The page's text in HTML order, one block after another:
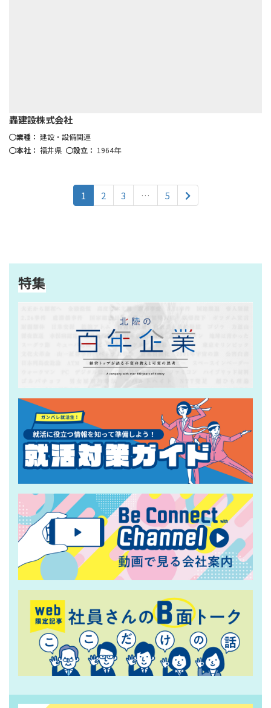
轟建設株式会社
業種： 建設・設備関連
本社： 福井県 設立： 1964年
ジ
送
り
1 2 3 … 5
特集